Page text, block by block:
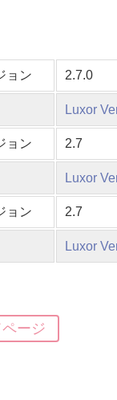
ョン 2.7.0
Luxor
ョン 2.7
Luxor
ョン 2.7
Luxor
ージ